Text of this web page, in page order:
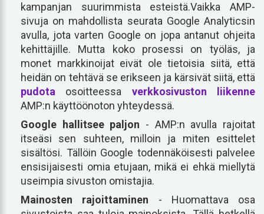
kampanjan suurimmista esteistä.Vaikka AMP-
sivuja on mahdollista seurata Google Analyticsin
avulla, jota varten Google on jopa antanut ohjeita
kehittäjille. Mutta koko prosessi on työläs, ja
monet markkinoijat eivät ole tietoisia siitä, että
heidän on tehtävä se erikseen ja kärsivät siitä, että
pudota osoitteessa verkkosivuston liikenne
AMP:n käyttöönoton yhteydessä.
Google hallitsee paljon - AMP:n avulla rajoitat
itseäsi sen suhteen, milloin ja miten esittelet
sisältösi. Tällöin Google todennäköisesti palvelee
ensisijaisesti omia etujaan, mikä ei ehkä miellytä
useimpia sivuston omistajia.
Mainosten rajoittaminen - Huomattava osa